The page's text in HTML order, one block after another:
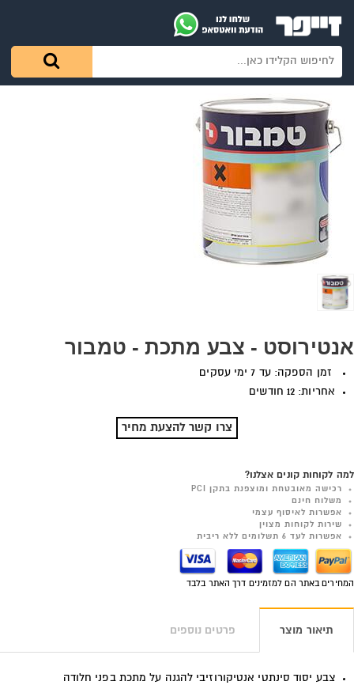
אנטירוסט - צבע מתכת - טמבור
זמן הספקה: עד 7 ימי עסקים
אחריות: 12 חודשים
צרו קשר להצעת מחיר
למה לקוחות קונים אצלנו?
רכישה מאובטחת ומוצפנת בתקן PCI
משלוח חינם
אפשרות לאיסוף עצמי
שירות לקוחות מצוין
אפשרות לעד 6 תשלומים ללא ריבית
המחירים באתר הם למזמינים דרך האתר בלבד
תיאור מוצר פרטים נוספים
צבע יסוד סינתטי אנטיקורוזיבי להגנה על מתכת בפני חלודה